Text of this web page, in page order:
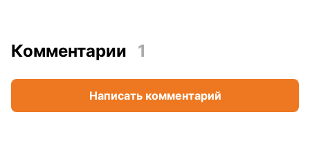
Комментарии 1
Написать комментарий